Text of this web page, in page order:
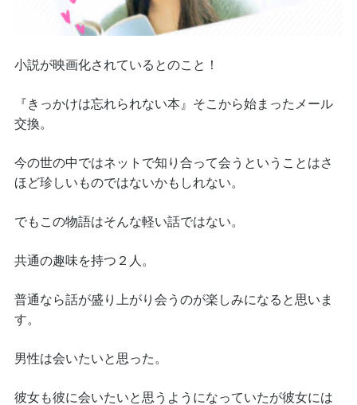
小説が映画化されているとのこと！
『きっかけは忘れられない本』そこから始まったメール
交換。
今の世の中ではネットで知り合って会うということはさ
ほど珍しいものではないかもしれない。
でもこの物語はそんな軽い話ではない。
共通の趣味を持つ２人。
普通なら話が盛り上がり会うのが楽しみになると思いま
す。
男性は会いたいと思った。
彼女も彼に会いたいと思うようになっていたが彼女には